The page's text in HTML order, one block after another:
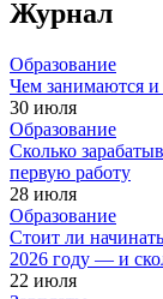
Журнал
Образование
Чем занимаются и
30 июля
Образование
Сколько
первую работу
28 июля
Образование
Стоит ли
2026 году — и
22 июля